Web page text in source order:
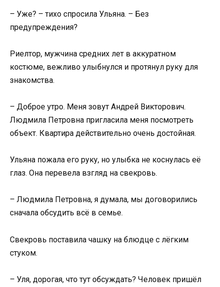
– Уже? – тихо спросила Ульяна. – Без
предупреждения?
Риелтор, мужчина средних лет в аккуратном
костюме, вежливо улыбнулся и протянул руку для
знакомства.
– Доброе утро. Меня зовут Андрей Викторович.
Людмила Петровна пригласила меня посмотреть
объект. Квартира действительно очень достойная.
Ульяна пожала его руку, но улыбка не коснулась её
глаз. Она перевела взгляд на свекровь.
– Людмила Петровна, я думала, мы договорились
сначала обсудить всё в семье.
Свекровь поставила чашку на блюдце с лёгким
стуком.
– Уля, дорогая, что тут обсуждать? Человек пришёл